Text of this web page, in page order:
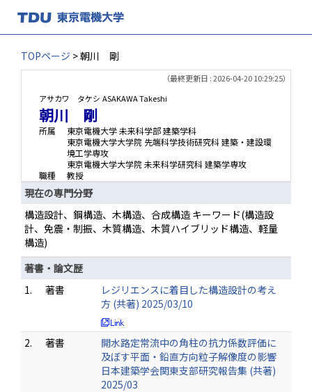
TOPページ > 朝川 剛
（最終更新日 : 2026-04-20 10:29:25）
アサカワ タケシ ASAKAWA Takeshi
朝川 剛
所属
東京電機大学 未来科学部 建築学科
東京電機大学大学院 先端科学技術研究科 建築・建設環
境工学専攻
東京電機大学大学院 未来科学研究科 建築学専攻
職種
教授
現在の専門分野
構造設計、鋼構造、木構造、合成構造 キーワード(構造設
計、免震・制振、木質構造、木質ハイブリッド構造、軽量
構造)
著書・論文歴
1.
著書
レジリエンスに着目した構造設計の考え
方 (共著) 2025/03/10
2. 著書
開水路定常流中の角柱の抗力係数評価に
及ぼす平面・鉛直方向粒子解像度の影響
日本建築学会関東支部研究報告集 (共著)
2025/03